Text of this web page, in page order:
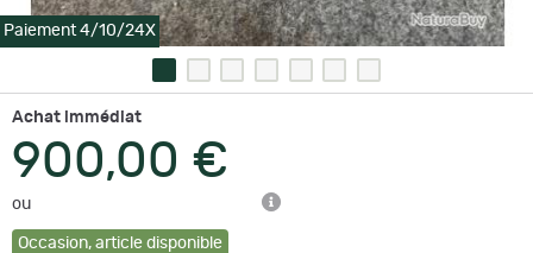
Paiement 4/10/24X
Achat immédiat
900,00 €
ou
Occasion, article disponible